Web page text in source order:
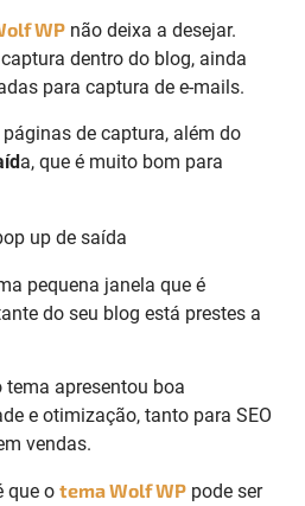
WP não deixa a desejar.
dentro do blog, ainda
para captura de e-mails.
de captura, além do
a, que é muito bom para
pequena janela que é
do seu blog está prestes a
tema apresentou boa
e otimização, tanto para SEO
vendas.
que o tema Wolf WP pode ser